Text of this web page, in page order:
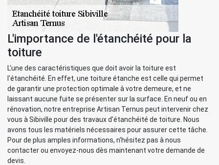
L'importance de l'étanchéité pour la
toiture
L'une des caractéristiques que doit avoir la toiture est
l'étanchéité. En effet, une toiture étanche est celle qui permet
de garantir une protection optimale à votre demeure, et ne
laissant aucune fuite se présenter sur la surface. En neuf ou en
rénovation, notre entreprise Artisan Ternus peut intervenir chez
vous à Sibiville pour des travaux d'étanchéité de toiture. Nous
avons tous les matériels nécessaires pour assurer cette tâche.
Pour de plus amples informations, n'hésitez pas à nous
contacter ou envoyez-nous dès maintenant votre demande de
devis.